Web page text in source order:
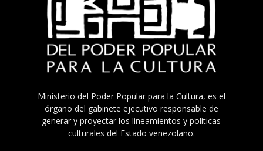
Ministerio del Poder Popular para la Cultura, es el
órgano del gabinete ejecutivo responsable de
generar y proyectar los lineamientos y políticas
culturales del Estado venezolano.